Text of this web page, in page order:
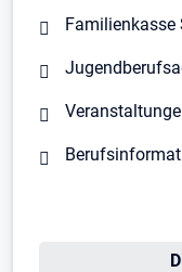
Familienkasse